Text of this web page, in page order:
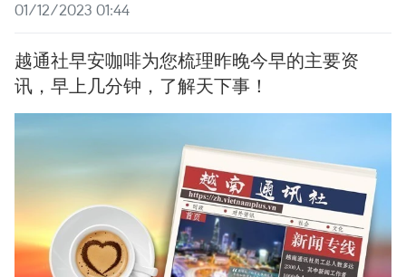
01/12/2023 01:44
越通社早安咖啡为您梳理昨晚今早的主要资
讯，早上几分钟，了解天下事！